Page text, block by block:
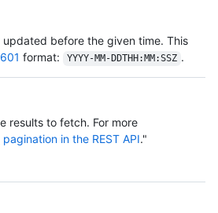
before the given time. This
format: YYYY-MM-DDTHH:MM:SSZ .
results to fetch. For more
pagination in the REST API."